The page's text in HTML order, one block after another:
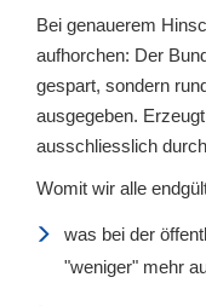
Bei genauerem
aufhorchen: Der
gespart, sondern
ausgegeben.
ausschliesslich
Womit wir alle
was bei der
"weniger" mehr